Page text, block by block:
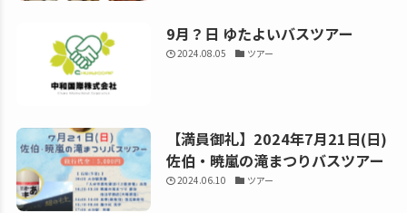
9月？日 ゆたよいバスツアー
2024.08.05 ツアー
【満員御礼】2024年7月21日(日)
佐伯・暁嵐の滝まつりバスツアー
2024.06.10 ツアー